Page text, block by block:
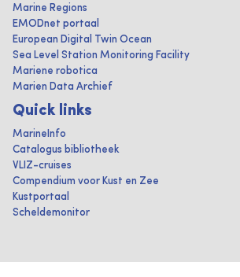
Marine Regions
EMODnet portaal
European Digital Twin Ocean
Sea Level Station Monitoring Facility
Mariene robotica
Marien Data Archief
Quick links
MarineInfo
Catalogus bibliotheek
VLIZ-cruises
Compendium voor Kust en Zee
Kustportaal
Scheldemonitor